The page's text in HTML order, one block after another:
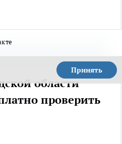
Принять
области
проверить